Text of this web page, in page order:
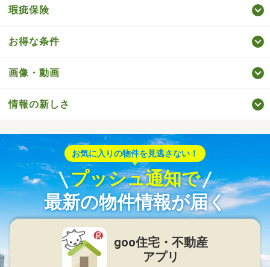
瑕疵保険
お得な条件
画像・動画
情報の新しさ
お気に入りの物件を見逃さない！
プッシュ通知で
最新の物件情報が届く
goo住宅・不動産
アプリ